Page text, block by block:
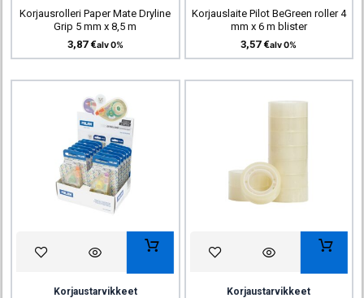
Korjausrolleri Paper Mate Dryline
Grip 5 mm x 8,5 m
3,87 €alv 0%
Korjauslaite Pilot BeGreen roller 4
mm x 6 m blister
3,57 €alv 0%
Korjaustarvikkeet Korjaustarvikkeet